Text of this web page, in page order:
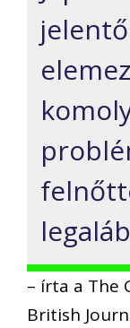
– írta a The
British